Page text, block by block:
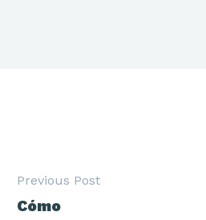
de
Previous Post
Cómo